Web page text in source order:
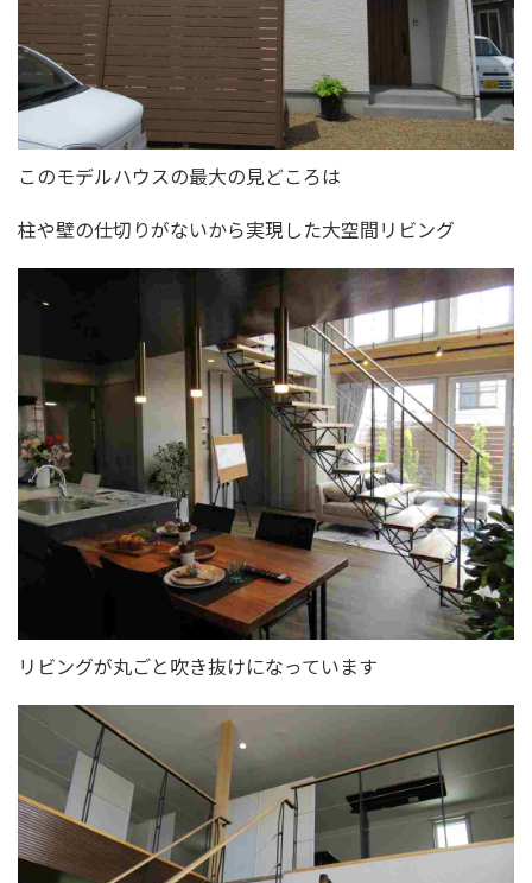
このモデルハウスの最大の見どころは
柱や壁の仕切りがないから実現した大空間リビング
リビングが丸ごと吹き抜けになっています